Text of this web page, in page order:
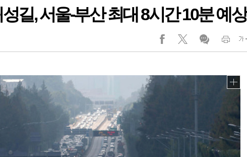
길, 서울-부산 최대 8시간 10분 예상